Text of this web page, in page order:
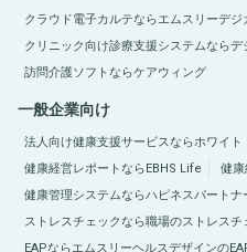
クラウド電子カルテならエムスリーデジ
クリニック向け診療支援システムならデ
訪問介護ソフトならケアウィング
一般企業向け
法人向け健康支援サービスならホワイ
健康経営レポートならEBHS Life
健康
健康管理システムならハピネスパートナ
ストレスチェックなら職場のストレス
EAPならエムスリーヘルスデザインの